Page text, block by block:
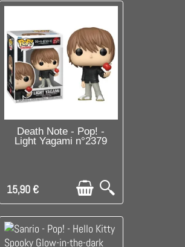
DISPONIBLE
Death Note - Pop! -
Light Yagami n°2379
15,90 €